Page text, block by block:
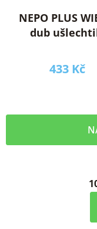
NEPO PLUS
dub
433 Kč